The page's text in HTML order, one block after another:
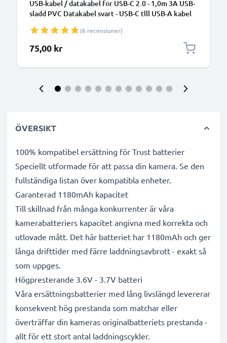
USB-kabel / datakabel för USB-C 2.0 - 1,0m 3A USB-
sladd PVC Datakabel svart - USB-C tlll USB-A kabel
(6 recensioner)
75,00 kr
ÖVERSIKT
100% kompatibel ersättning för Trust batterier
Speciellt utformade för att passa din kamera. Se den
fullständiga listan över kompatibla enheter.
Garanterad 1180mAh kapacitet
Till skillnad från många konkurrenter är våra
kamerabatteriers kapacitet angivna med korrekta och
utlovade mått. Det här batteriet har 1180mAh och ger
långa drifttider med färre laddningsavbrott - exakt så
som uppges.
Högpresterande 3.6V - 3.7V batteri
Våra ersättningsbatterier med lång livslängd levererar
konsekvent hög prestanda som matchar eller
överträffar din kameras originalbatteriets prestanda -
allt för ett stort antal laddningscykler.